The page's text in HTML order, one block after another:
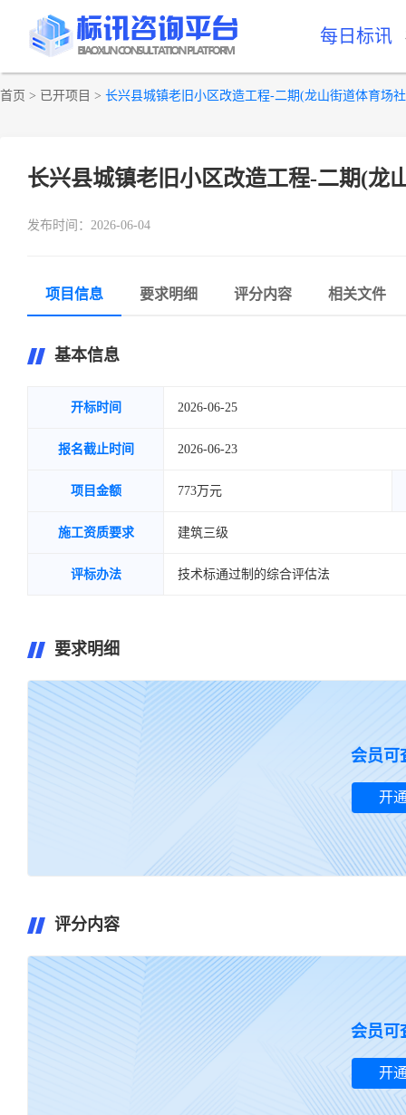
每日标讯
首页 > 已开项目 > 长兴县城镇老旧小区改造工程-二期(龙山街道体育场
长兴县城镇老旧小区改造工程-二期(龙
发布时间：2026-06-04
项目信息 要求明细 评分内容 相关文件
基本信息
开标时间 2026-06-25
报名截止时间 2026-06-23
项目金额 773万元
施工资质要求 建筑三级
评标办法 技术标通过制的综合评估法
要求明细
会员可
开
暂无要求明细~
评分内容
会员可
开